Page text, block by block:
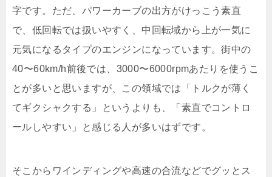
字です。ただ、パワーカーブの出方がけっこう素直
で、低回転では扱いやすく、中回転域から上が一気に
元気になるタイプのエンジンになっています。街中の
40〜60km/h前後では、3000〜6000rpmあたりを使うこ
とが多いと思いますが、この領域では「トルクが薄く
てギクシャクする」というよりも、「素直でコントロ
ールしやすい」と感じる人が多いはずです。
そこからワインディングや高速の合流などでグッとス